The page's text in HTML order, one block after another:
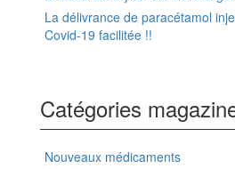
La délivrance de paracétamol
Covid-19 facilitée !!
Catégories
Nouveaux médicaments